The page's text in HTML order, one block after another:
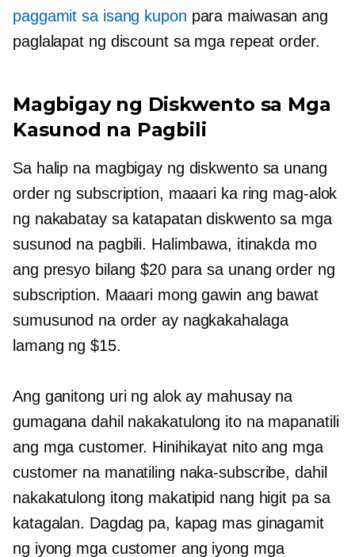
paggamit sa isang kupon para maiwasan ang
paglalapat ng discount sa mga repeat order.
Magbigay ng Diskwento sa Mga
Kasunod na Pagbili
Sa halip na magbigay ng diskwento sa unang
order ng subscription, maaari ka ring mag-alok
ng nakabatay sa katapatan diskwento sa mga
susunod na pagbili. Halimbawa, itinakda mo
ang presyo bilang $20 para sa unang order ng
subscription. Maaari mong gawin ang bawat
sumusunod na order ay nagkakahalaga
lamang ng $15.
Ang ganitong uri ng alok ay mahusay na
gumagana dahil nakakatulong ito na mapanatili
ang mga customer. Hinihikayat nito ang mga
customer na manatiling naka-subscribe, dahil
nakakatulong itong makatipid nang higit pa sa
katagalan. Dagdag pa, kapag mas ginagamit
ng iyong mga customer ang iyong mga